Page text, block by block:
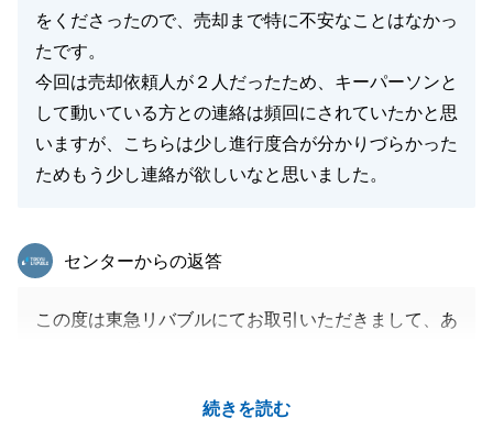
をくださったので、売却まで特に不安なことはなかっ
たです。
今回は売却依頼人が２人だったため、キーパーソンと
して動いている方との連絡は頻回にされていたかと思
いますが、こちらは少し進行度合が分かりづらかった
ためもう少し連絡が欲しいなと思いました。
続きを読む
東急リバブル
センターからの返答
この度は東急リバブルにてお取引いただきまして、あ
いただいたお言葉を参考に、日々精進してまいります